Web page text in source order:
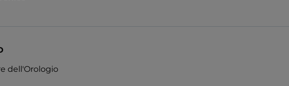
dell'Orologio